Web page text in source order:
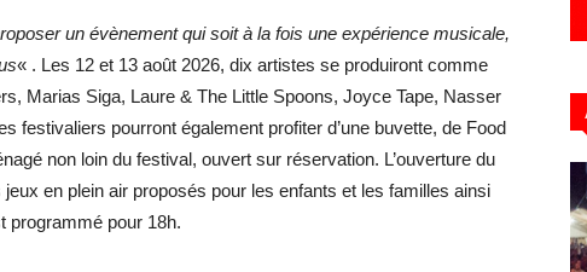
un évènement qui soit à la fois une expérience musicale,
« . Les 12 et 13 août 2026, dix artistes se produiront comme
Marias Siga, Laure & The Little Spoons, Joyce Tape, Nasser
festivaliers pourront également profiter d’une buvette, de Food
non loin du festival, ouvert sur réservation. L’ouverture du
en plein air proposés pour les enfants et les familles ainsi
programmé pour 18h.